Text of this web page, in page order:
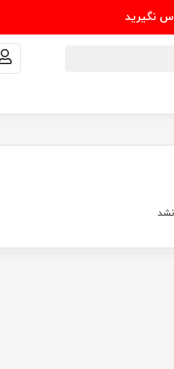
نگیرید